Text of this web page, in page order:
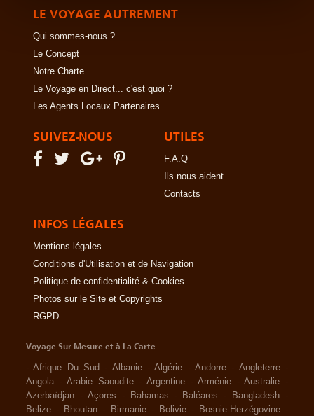
LE VOYAGE AUTREMENT
Qui sommes-nous ?
Le Concept
Notre Charte
Le Voyage en Direct... c'est quoi ?
Les Agents Locaux Partenaires
SUIVEZ-NOUS UTILES
F.A.Q
Ils nous aident
Contacts
INFOS LÉGALES
Mentions légales
Conditions d'Utilisation et de Navigation
Politique de confidentialité & Cookies
Photos sur le Site et Copyrights
RGPD
Voyage Sur Mesure et à La Carte
-Afrique Du Sud - Albanie -Algérie -Andorre - Angleterre -
Angola -Arabie Saoudite -Argentine -Arménie -Australie -
Azerbaïdjan - Açores - Bahamas - Baléares - Bangladesh -
Belize - Bhoutan - Birmanie - Bolivie - Bosnie-Herzégovine -